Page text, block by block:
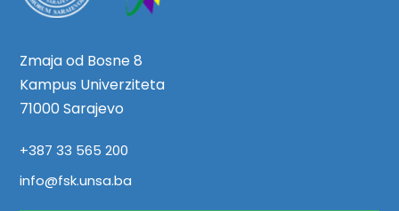
Zmaja od Bosne 8
Kampus Univerziteta
71000 Sarajevo
+387 33 565 200
info@fsk.unsa.ba